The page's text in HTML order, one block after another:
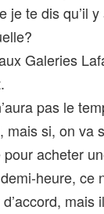
je te dis qu’il
Galeries
pas le
mais si, on va
acheter
heure, ce
mais